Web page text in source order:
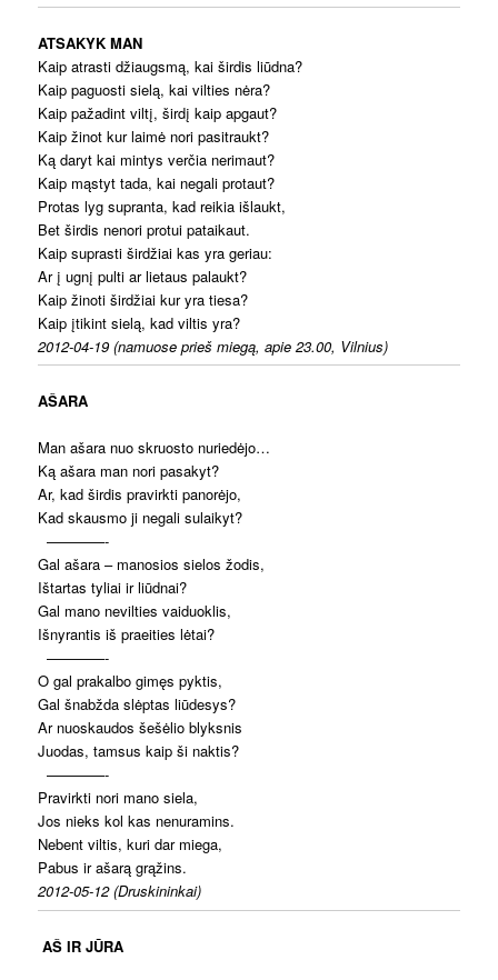
ATSAKYK MAN
Kaip atrasti džiaugsmą, kai širdis liūdna?
Kaip paguosti sielą, kai vilties nėra?
Kaip pažadint viltį, širdį kaip apgaut?
Kaip žinot kur laimė nori pasitraukt?
Ką daryt kai mintys verčia nerimaut?
Kaip mąstyt tada, kai negali protaut?
Protas lyg supranta, kad reikia išlaukt,
Bet širdis nenori protui pataikaut.
Kaip suprasti širdžiai kas yra geriau:
Ar į ugnį pulti ar lietaus palaukt?
Kaip žinoti širdžiai kur yra tiesa?
Kaip įtikint sielą, kad viltis yra?
2012-04-19 (namuose prieš miegą, apie 23.00, Vilnius)
AŠARA
Man ašara nuo skruosto nuriedėjo…
Ką ašara man nori pasakyt?
Ar, kad širdis pravirkti panorėjo,
Kad skausmo ji negali sulaikyt?
————-
Gal ašara – manosios sielos žodis,
Ištartas tyliai ir liūdnai?
Gal mano nevilties vaiduoklis,
Išnyrantis iš praeities lėtai?
————-
O gal prakalbo gimęs pyktis,
Gal šnabžda slėptas liūdesys?
Ar nuoskaudos šešėlio blyksnis
Juodas, tamsus kaip ši naktis?
————-
Pravirkti nori mano siela,
Jos nieks kol kas nenuramins.
Nebent viltis, kuri dar miega,
Pabus ir ašarą grąžins.
2012-05-12 (Druskininkai)
AŠ IR JŪRA